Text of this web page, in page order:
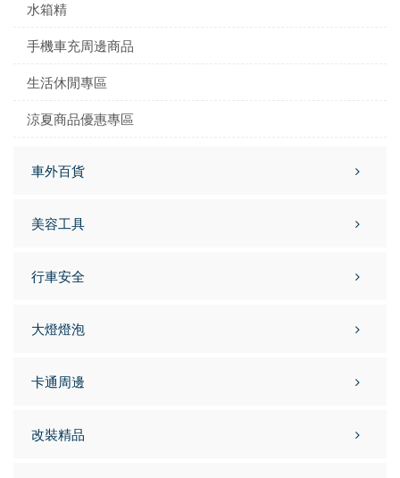
水箱精
手機車充周邊商品
生活休閒專區
涼夏商品優惠專區
車外百貨
美容工具
行車安全
大燈燈泡
卡通周邊
改裝精品